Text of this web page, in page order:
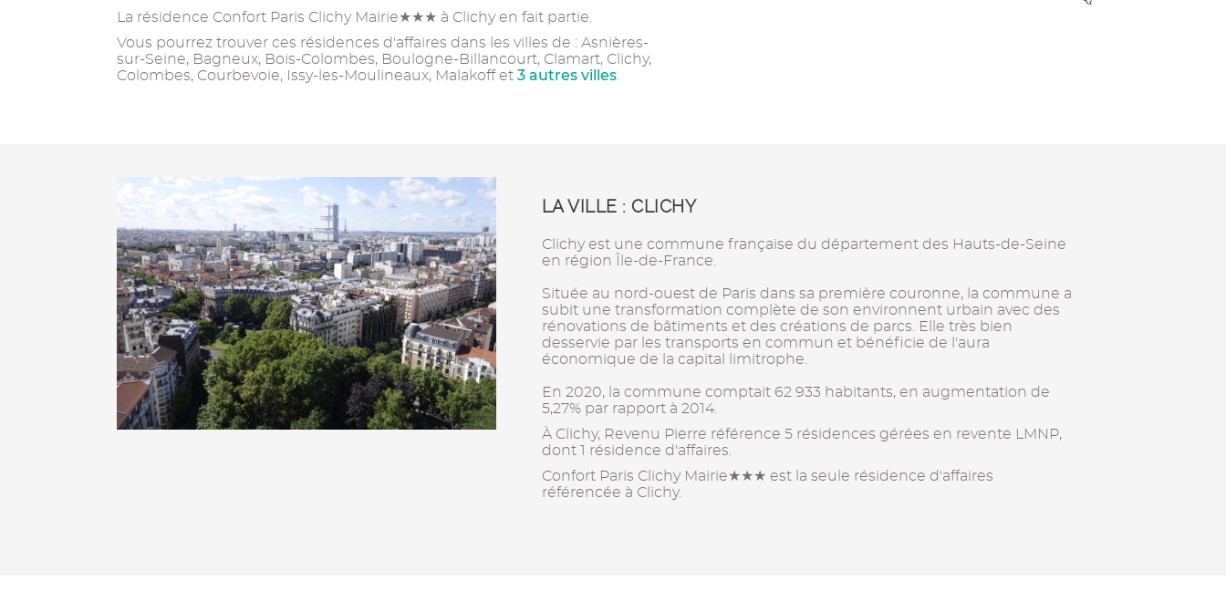
La résidence Confort Paris Clichy Mairie★★★ à Clichy en fait partie.
Vous pourrez trouver ces résidences d'affaires dans les villes de : Asnières-
sur-Seine, Bagneux, Bois-Colombes, Boulogne-Billancourt, Clamart, Clichy,
Colombes, Courbevoie, Issy-les-Moulineaux, Malakoff et 3 autres villes
LA VILLE : CLICHY
Clichy est une commune française du département des Hauts-de-Seine
en région Île-de-France.
Située au nord-ouest de Paris dans sa première couronne, la commune a
subit une transformation complète de son environnent urbain avec des
rénovations de bâtiments et des créations de parcs. Elle très bien
desservie par les transports en commun et bénéficie de l'aura
économique de la capital limitrophe.
En 2020, la commune comptait 62 933 habitants, en augmentation de
5,27% par rapport à 2014.
À Clichy, Revenu Pierre référence 5 résidences gérées en revente LMNP,
dont 1 résidence d'affaires.
Confort Paris Clichy Mairie★★★ est la seule résidence d'affaires
référencée à Clichy.